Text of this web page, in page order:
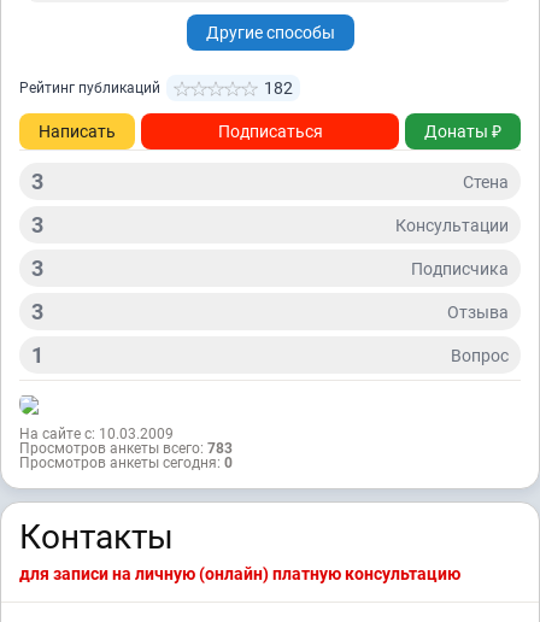
Другие способы
Рейтинг публикаций 182
Написать Подписаться Донаты ₽
3 Стена
3 Консультации
3 Подписчикa
3 Отзывa
1 Вопрос
На сайте с: 10.03.2009
Просмотров анкеты всего: 783
Просмотров анкеты сегодня: 0
Контакты
для записи на личную (онлайн) платную консультацию